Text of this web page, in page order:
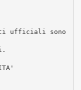
ufficiali sono